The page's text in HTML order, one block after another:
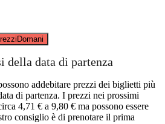
Domani
della data di partenza
addebitare prezzi dei biglietti più
di partenza. I prezzi nei prossimi
4,71 € a 9,80 € ma possono essere
consiglio è di prenotare il prima